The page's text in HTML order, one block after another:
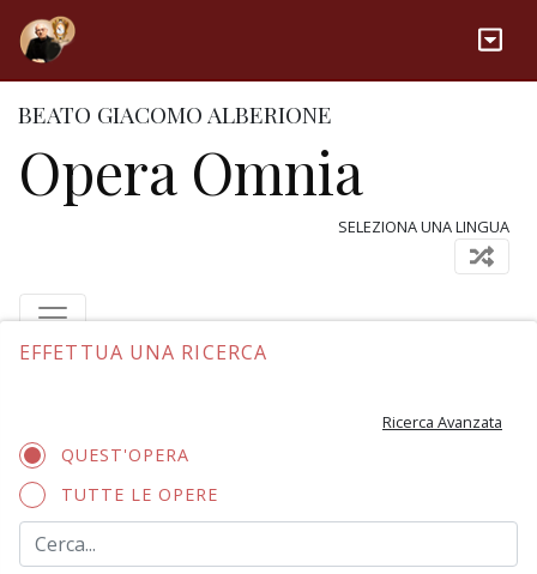
BEATO GIACOMO ALBERIONE
Opera Omnia
SELEZIONA UNA LINGUA
EFFETTUA UNA RICERCA
Ricerca Avanzata
QUEST'OPERA
TUTTE LE OPERE